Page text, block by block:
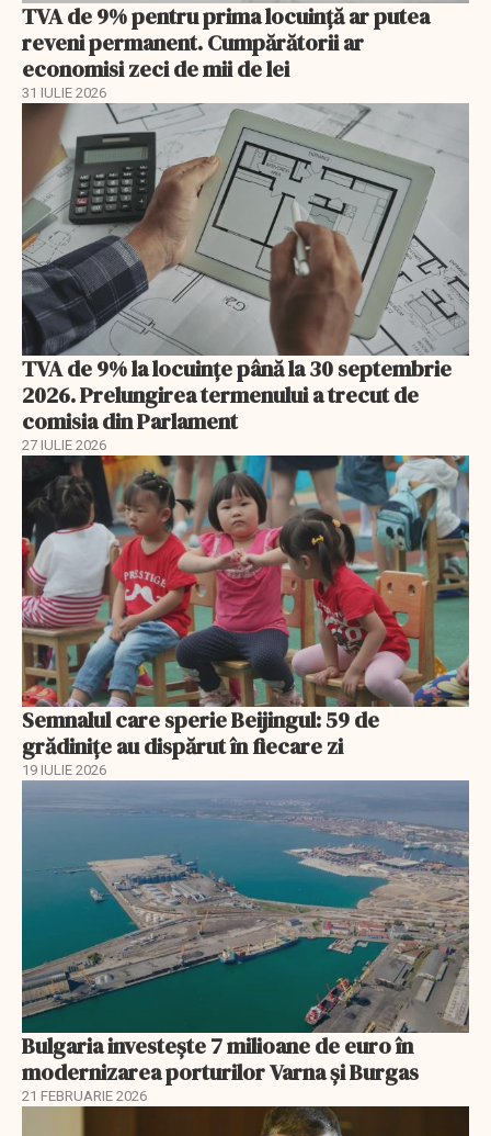
TVA de 9% pentru prima locuință ar putea
reveni permanent. Cumpărătorii ar
economisi zeci de mii de lei
31 IULIE 2026
TVA de 9% la locuințe până la 30 septembrie
2026. Prelungirea termenului a trecut de
comisia din Parlament
27 IULIE 2026
Semnalul care sperie Beijingul: 59 de
grădinițe au dispărut în fiecare zi
19 IULIE 2026
Bulgaria investește 7 milioane de euro în
modernizarea porturilor Varna și Burgas
21 FEBRUARIE 2026